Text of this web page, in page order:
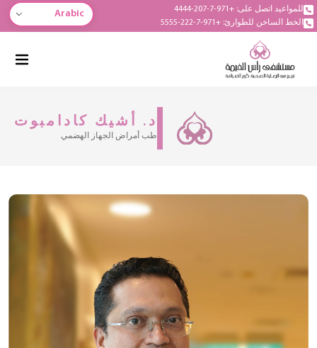
للمواعيد اتصل على: +971-7-207-4444
الخط الساخن للطوارئ: +971-7-222-5555
Arabic
د. أشيك كادامبوت
طب أمراض الجهاز الهضمي